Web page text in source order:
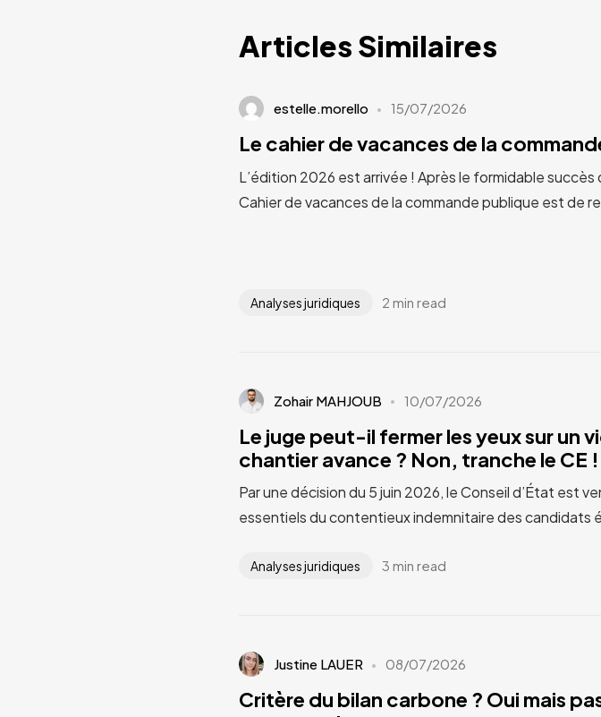
Articles Similaires
estelle.morello 15/07/2026
Le cahier de vacances de la
L’édition 2026 est arrivée ! Après le formidable
Cahier de vacances de la commande publique est de
Analyses juridiques 2 min read
Zohair MAHJOUB 10/07/2026
Le juge peut-il fermer les yeux sur un
chantier avance ? Non, tranche le CE !
Par une décision du 5 juin 2026, le Conseil d’État est
essentiels du contentieux indemnitaire des candidats
Analyses juridiques 3 min read
Justine LAUER 08/07/2026
Critère du bilan carbone ? Oui mais